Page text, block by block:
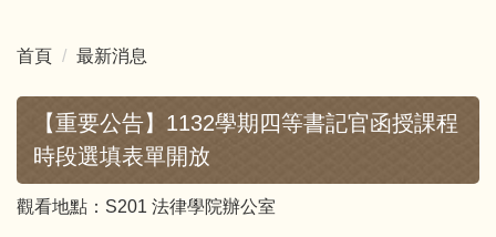
首頁 最新消息
【重要公告】1132學期四等書記官函授課程
時段選填表單開放
觀看地點：S201 法律學院辦公室